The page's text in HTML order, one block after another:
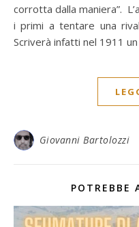
corrotta dalla maniera”.
i primi a tentare una
Scriverà infatti nel 1911
Giovanni Bartolozzi
POTREBBE